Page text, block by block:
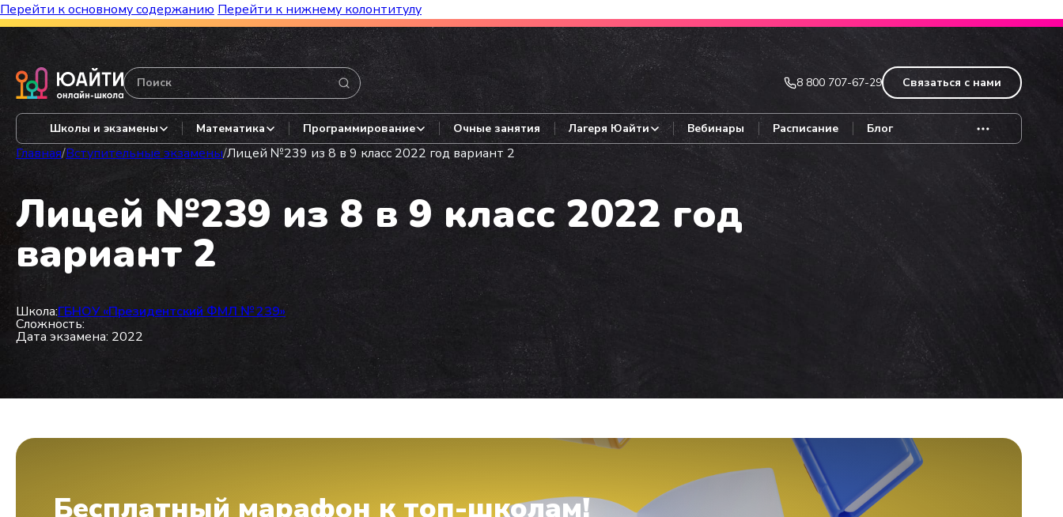
Перейти к основному содержанию Перейти к нижнему колонтитулу
Бесплатный марафон к топ-школам! Видеоразборы, гайды, авторские варианты.
8 800 707-67-29 Связаться с нами
Школы и экзамены Математика Программирование Очные занятия Лагеря Юайти Вебинары Расписание Блог
Главная/Вступительные экзамены/Лицей №239 из 8 в 9 класс 2022 год вариант 2
Лицей №239 из 8 в 9 класс 2022 год
вариант 2
Школа:ГБНОУ «Президентский ФМЛ № 239»
Сложность:
Дата экзамена: 2022
Бесплатный марафон к топ-школам!